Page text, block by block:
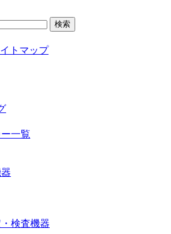
トマップ
一覧
検査機器